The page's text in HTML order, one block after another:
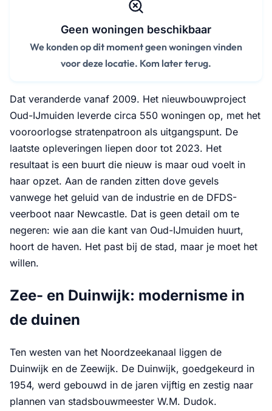
Geen woningen beschikbaar
We konden op dit moment geen woningen vinden
voor deze locatie. Kom later terug.
Dat veranderde vanaf 2009. Het nieuwbouwproject
Oud-IJmuiden leverde circa 550 woningen op, met het
vooroorlogse stratenpatroon als uitgangspunt. De
laatste opleveringen liepen door tot 2023. Het
resultaat is een buurt die nieuw is maar oud voelt in
haar opzet. Aan de randen zitten dove gevels
vanwege het geluid van de industrie en de DFDS-
veerboot naar Newcastle. Dat is geen detail om te
negeren: wie aan die kant van Oud-IJmuiden huurt,
hoort de haven. Het past bij de stad, maar je moet het
willen.
Zee- en Duinwijk: modernisme in
de duinen
Ten westen van het Noordzeekanaal liggen de
Duinwijk en de Zeewijk. De Duinwijk, goedgekeurd in
1954, werd gebouwd in de jaren vijftig en zestig naar
plannen van stadsbouwmeester W.M. Dudok.